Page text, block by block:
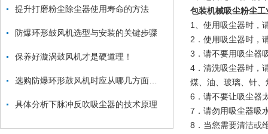
提升打磨粉尘除尘器使用寿命的方法
防爆环形鼓风机选型与安装的关键步骤
保养好漩涡鼓风机才是硬道理！
具体分析下脉冲反吹吸尘器的技术原理
包装机械吸尘粉尘工
1、使用吸尘器时，
2．使用吸尘器时，
3．请不要用吸尘器
4．清洗吸尘器时，
煤、油、玻璃、针
6．请不要让吸尘器
7．请勿用吸尘器吸
8．当您需要清洁或